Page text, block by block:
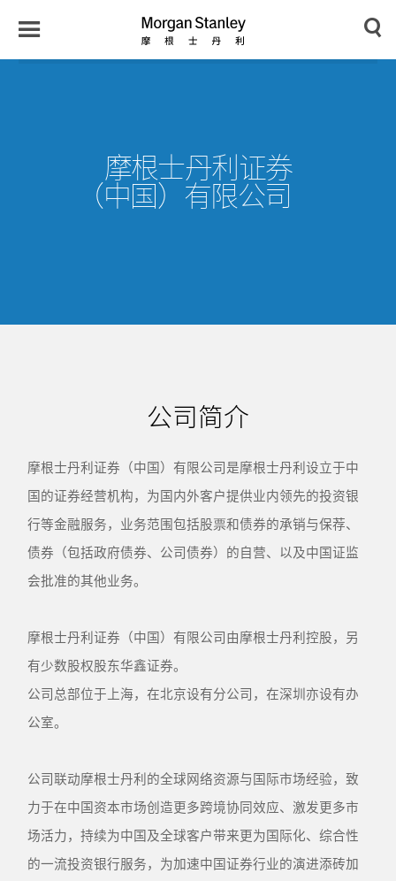
Morgan Search
摩根士丹利证券
（中国）有限公司
公司简介
摩根士丹利证券（中国）有限公司是摩根士丹利设立于中
国的证券经营机构，为国内外客户提供业内领先的投资银
行等金融服务，业务范围包括股票和债券的承销与保荐、
债券（包括政府债券、公司债券）的自营、以及中国证监
会批准的其他业务。
摩根士丹利证券（中国）有限公司由摩根士丹利控股，另
有少数股权股东华鑫证券。
公司总部位于上海，在北京设有分公司，在深圳亦设有办
公室。
公司联动摩根士丹利的全球网络资源与国际市场经验，致
力于在中国资本市场创造更多跨境协同效应、激发更多市
场活力，持续为中国及全球客户带来更为国际化、综合性
的一流投资银行服务，为加速中国证券行业的演进添砖加